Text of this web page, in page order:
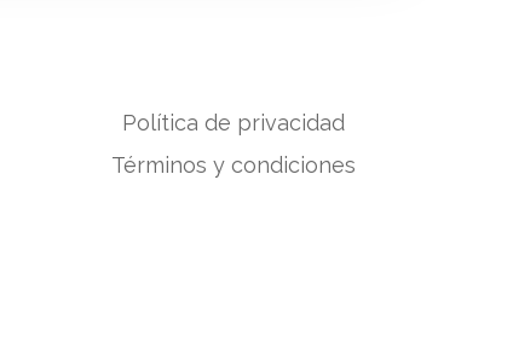
Política de privacidad
Términos y condiciones